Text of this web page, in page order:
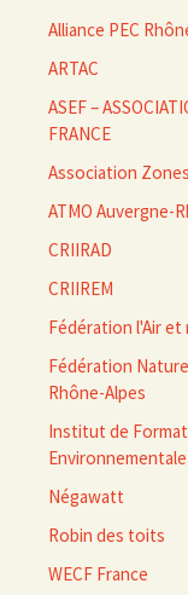
Alliance PEC
ARTAC
ASEF –
FRANCE
Association
ATMO Auvergne-
CRIIRAD
CRIIREM
Fédération l'Air et
Fédération
Rhône-Alpes
Institut de
Environnementale
Négawatt
Robin des toits
WECF France